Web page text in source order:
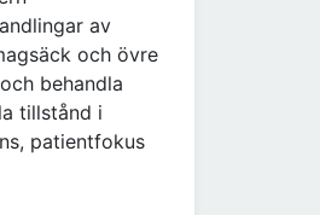
av
och övre
behandla
tillstånd i
patientfokus